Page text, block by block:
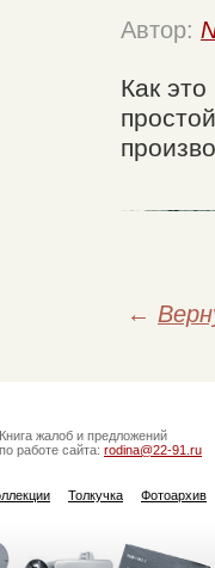
Автор:
Как
←
Книга жалоб и предложений
по работе сайта: rodina@22-91.ru
Толкучка Фотоархив